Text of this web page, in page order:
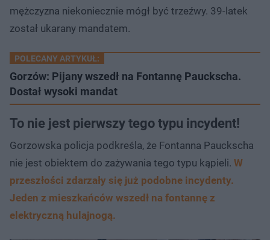
mężczyzna niekoniecznie mógł być trzeźwy. 39-latek
został ukarany mandatem.
POLECANY ARTYKUŁ:
Gorzów: Pijany wszedł na Fontannę Pauckscha.
Dostał wysoki mandat
To nie jest pierwszy tego typu incydent!
Gorzowska policja podkreśla, że Fontanna Pauckscha
nie jest obiektem do zażywania tego typu kąpieli. W
przeszłości zdarzały się już podobne incydenty.
Jeden z mieszkańców wszedł na fontannę z
elektryczną hulajnogą.